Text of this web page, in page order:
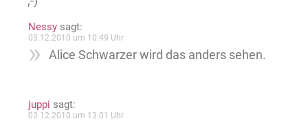
Nessy sagt:
03.12.2010 um 10:49 Uhr
Alice Schwarzer wird das anders sehen.
juppi sagt:
03.12.2010 um 13:01 Uhr